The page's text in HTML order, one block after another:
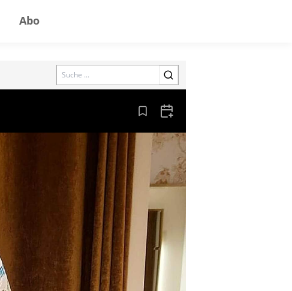
Abo
Search
Aus den Lesezeichen entfernen
Zum Kalender hinzufügen